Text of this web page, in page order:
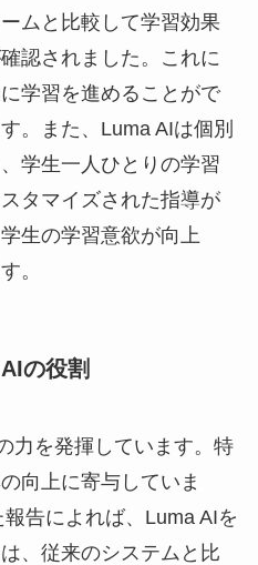
ムと比較して学習効果
認されました。これに
学習を進めることがで
。また、Luma AIは個別
学生一人ひとりの学習
タマイズされた指導が
生の学習意欲が向上
。
の役割
力を発揮しています。特
向上に寄与していま
告によれば、Luma AIを
、従来のシステムと比